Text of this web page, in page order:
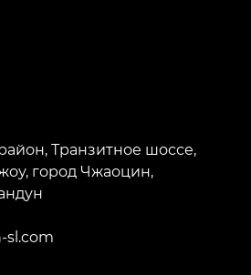
Транзитное шоссе,
город Чжаоцин,
sl.com